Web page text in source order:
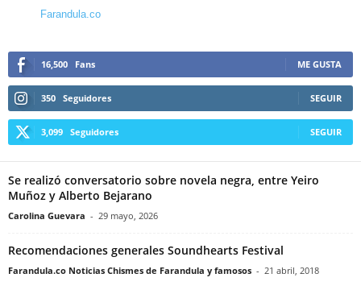
Farandula.co
16,500 Fans ME GUSTA
350 Seguidores SEGUIR
3,099 Seguidores SEGUIR
Se realizó conversatorio sobre novela negra, entre Yeiro
Muñoz y Alberto Bejarano
Carolina Guevara - 29 mayo, 2026
Recomendaciones generales Soundhearts Festival
Farandula.co Noticias Chismes de Farandula y famosos - 21 abril, 2018